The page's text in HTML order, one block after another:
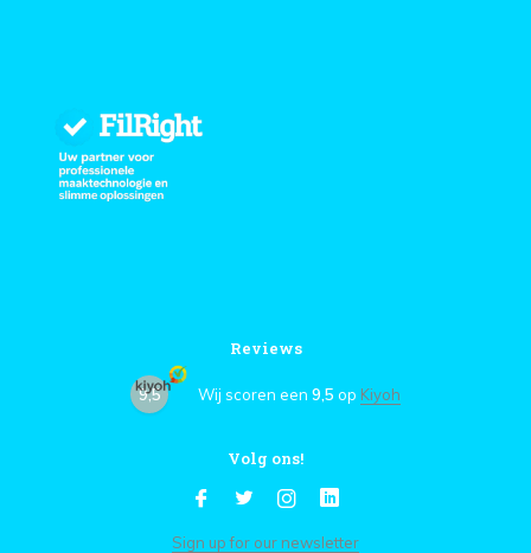
Reviews
9,5 Wij scoren een 9,5 op Kiyoh
Volg ons!
Sign up for our newsletter